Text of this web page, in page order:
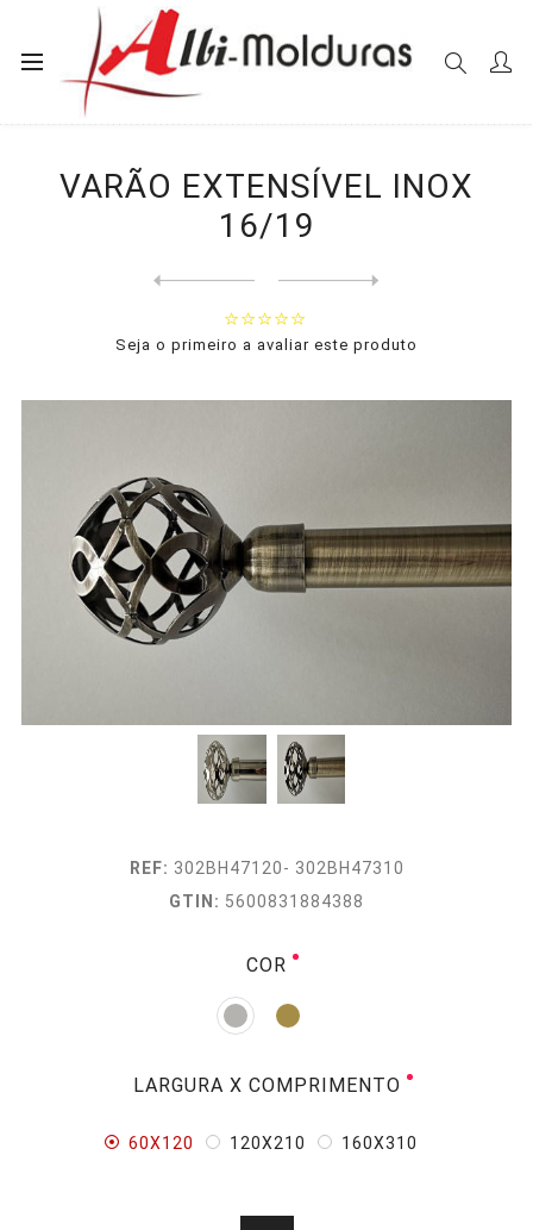
Varões Diversos
VARÃO EXTENSÍVEL INOX
16/19
Seja o primeiro a avaliar este produto
REF: 302BH47120- 302BH47310
GTIN: 5600831884388
COR
LARGURA X COMPRIMENTO
60X120 120X210 160X310